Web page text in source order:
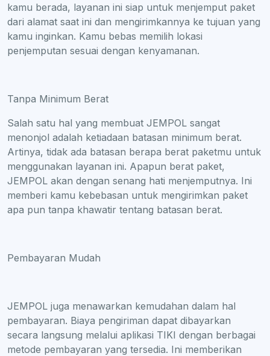
kamu berada, layanan ini siap untuk menjemput paket
dari alamat saat ini dan mengirimkannya ke tujuan yang
kamu inginkan. Kamu bebas memilih lokasi
penjemputan sesuai dengan kenyamanan.
Tanpa Minimum Berat
Salah satu hal yang membuat JEMPOL sangat
menonjol adalah ketiadaan batasan minimum berat.
Artinya, tidak ada batasan berapa berat paketmu untuk
menggunakan layanan ini. Apapun berat paket,
JEMPOL akan dengan senang hati menjemputnya. Ini
memberi kamu kebebasan untuk mengirimkan paket
apa pun tanpa khawatir tentang batasan berat.
Pembayaran Mudah
JEMPOL juga menawarkan kemudahan dalam hal
pembayaran. Biaya pengiriman dapat dibayarkan
secara langsung melalui aplikasi TIKI dengan berbagai
metode pembayaran yang tersedia. Ini memberikan